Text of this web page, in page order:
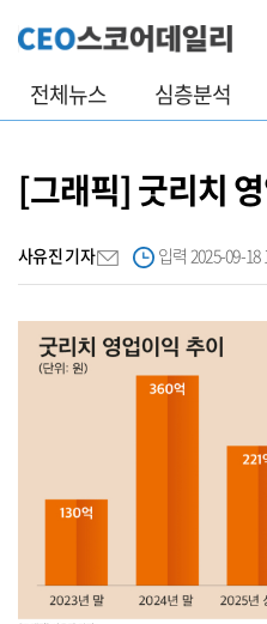
전체뉴스 심층분석
[그래픽] 굿리치
사유진 기자 입력 2025-09-18